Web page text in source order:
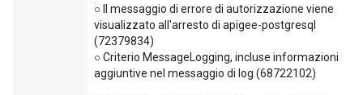
○ Il messaggio di errore di autorizzazione viene
visualizzato all'arresto di apigee-postgresql
(72379834)
○ Criterio MessageLogging, incluse informazioni
aggiuntive nel messaggio di log (68722102)